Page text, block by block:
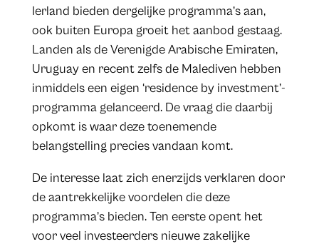
Ierland bieden dergelijke programma’s aan,
ook buiten Europa groeit het aanbod gestaag.
Landen als de Verenigde Arabische Emiraten,
Uruguay en recent zelfs de Malediven hebben
inmiddels een eigen ‘residence by investment’-
programma gelanceerd. De vraag die daarbij
opkomt is waar deze toenemende
belangstelling precies vandaan komt.
De interesse laat zich enerzijds verklaren door
de aantrekkelijke voordelen die deze
programma’s bieden. Ten eerste opent het
voor veel investeerders nieuwe zakelijke